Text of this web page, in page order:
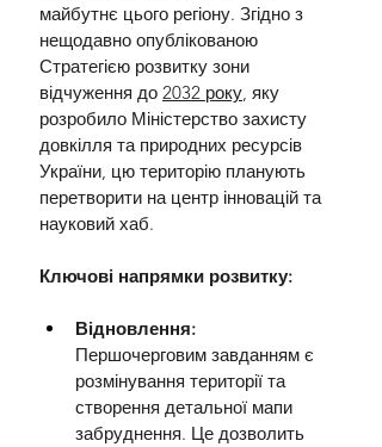
майбутнє цього регіону. Згідно з
нещодавно опублікованою
Стратегією розвитку зони
відчуження до 2032 року, яку
розробило Міністерство захисту
довкілля та природних ресурсів
України, цю територію планують
перетворити на центр інновацій та
науковий хаб.
Ключові напрямки розвитку:
Відновлення:
Першочерговим завданням є
розмінування території та
створення детальної мапи
забруднення. Це дозволить